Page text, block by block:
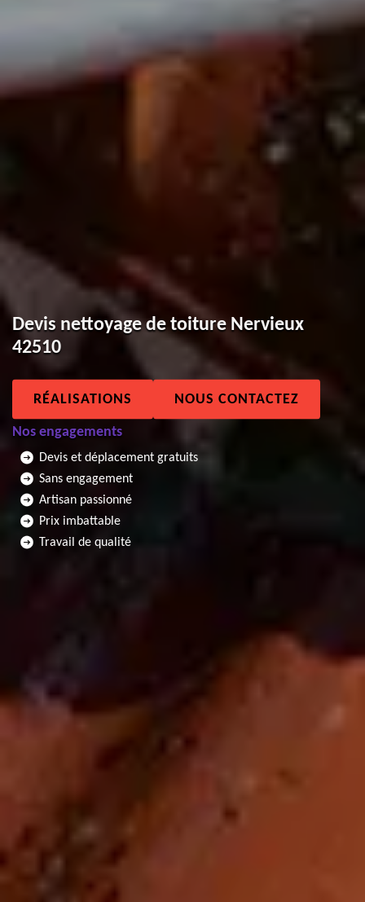
Devis nettoyage de toiture Nervieux
42510
RÉALISATIONS NOUS CONTACTEZ
Nos engagements
Devis et déplacement gratuits
Sans engagement
Artisan passionné
Prix imbattable
Travail de qualité